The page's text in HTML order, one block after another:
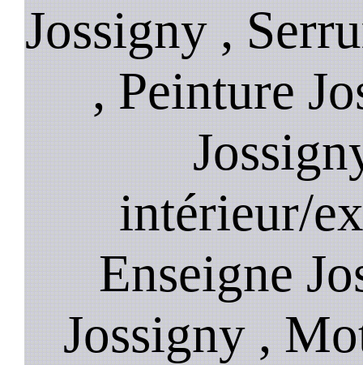
Jossigny ,
, Peinture
intérieur/
Enseigne
Jossigny ,